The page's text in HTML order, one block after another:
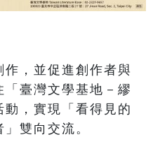
，並促進創作者與
臺灣文學基地－繆
，實現「看得見的
雙向交流。